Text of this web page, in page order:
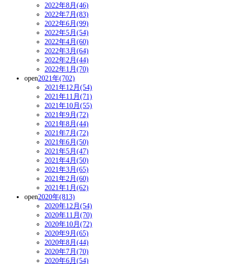
2022年8月(46)
2022年7月(83)
2022年6月(99)
2022年5月(54)
2022年4月(60)
2022年3月(64)
2022年2月(44)
2022年1月(70)
open2021年(702)
2021年12月(54)
2021年11月(71)
2021年10月(55)
2021年9月(72)
2021年8月(44)
2021年7月(72)
2021年6月(50)
2021年5月(47)
2021年4月(50)
2021年3月(65)
2021年2月(60)
2021年1月(62)
open2020年(813)
2020年12月(54)
2020年11月(70)
2020年10月(72)
2020年9月(65)
2020年8月(44)
2020年7月(70)
2020年6月(54)